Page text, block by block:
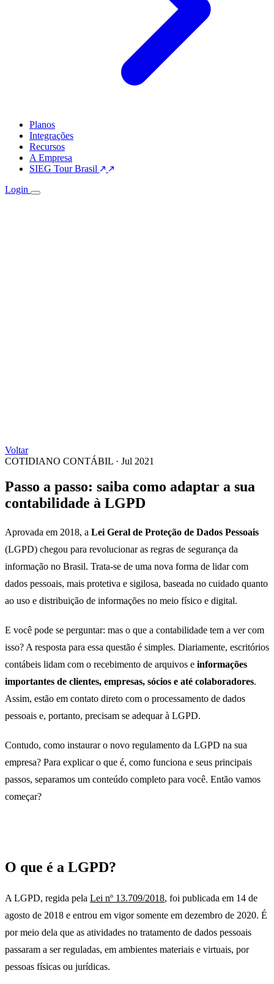
Planos
Integrações
Recursos
A Empresa
SIEG Tour Brasil
Login
Voltar
COTIDIANO CONTÁBIL · Jul 2021
Passo a passo: saiba como adaptar a sua
contabilidade à LGPD
Aprovada em 2018, a Lei Geral de Proteção de Dados Pessoais
(LGPD) chegou para revolucionar as regras de segurança da
informação no Brasil. Trata-se de uma nova forma de lidar com
dados pessoais, mais protetiva e sigilosa, baseada no cuidado quanto
ao uso e distribuição de informações no meio físico e digital.
E você pode se perguntar: mas o que a contabilidade tem a ver com
isso? A resposta para essa questão é simples. Diariamente, escritórios
contábeis lidam com o recebimento de arquivos e informações
importantes de clientes, empresas, sócios e até colaboradores.
Assim, estão em contato direto com o processamento de dados
pessoais e, portanto, precisam se adequar à LGPD.
Contudo, como instaurar o novo regulamento da LGPD na sua
empresa? Para explicar o que é, como funciona e seus principais
passos, separamos um conteúdo completo para você. Então vamos
começar?
O que é a LGPD?
A LGPD, regida pela Lei nº 13.709/2018, foi publicada em 14 de
agosto de 2018 e entrou em vigor somente em dezembro de 2020. É
por meio dela que as atividades no tratamento de dados pessoais
passaram a ser reguladas, em ambientes materiais e virtuais, por
pessoas físicas ou jurídicas.